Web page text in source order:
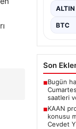
ALTIN
BTC
Son
■Bugün
saatleri
■KAAN
konusu
Cevdet